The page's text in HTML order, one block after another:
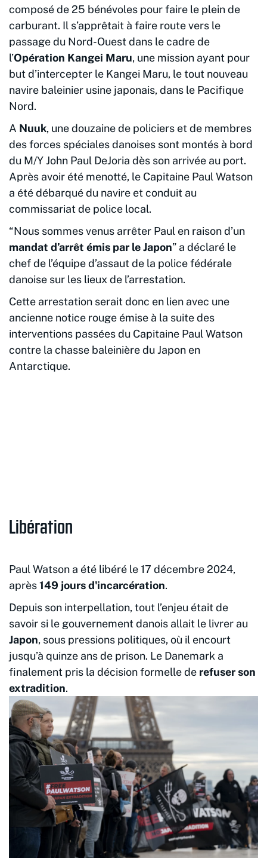
composé de 25 bénévoles pour faire le plein de
carburant. Il s’apprêtait à faire route vers le
passage du Nord-Ouest dans le cadre de
l’Opération Kangei Maru, une mission ayant pour
but d’intercepter le Kangei Maru, le tout nouveau
navire baleinier usine japonais, dans le Pacifique
Nord.
A Nuuk, une douzaine de policiers et de membres
des forces spéciales danoises sont montés à bord
du M/Y John Paul DeJoria dès son arrivée au port.
Après avoir été menotté, le Capitaine Paul Watson
a été débarqué du navire et conduit au
commissariat de police local.
“Nous sommes venus arrêter Paul en raison d’un
mandat d’arrêt émis par le Japon” a déclaré le
chef de l’équipe d’assaut de la police fédérale
danoise sur les lieux de l’arrestation.
Cette arrestation serait donc en lien avec une
ancienne notice rouge émise à la suite des
interventions passées du Capitaine Paul Watson
contre la chasse baleinière du Japon en
Antarctique.
Libération
Paul Watson a été libéré le 17 décembre 2024,
après149 jours d'incarcération.
Depuis son interpellation, tout l’enjeu était de
savoir si le gouvernement danois allait le livrer au
Japon, sous pressions politiques, où il encourt
jusqu’à quinze ans de prison. Le Danemark a
finalement pris la décision formelle de refuser son
extradition.